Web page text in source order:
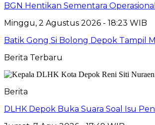
BGN Hentikan Sementara
Minggu, 2 Agustus 2026 - 18:23 WIB
Batik Gong Si Bolong Depok Tampil
Berita Terbaru
Berita
DLHK Depok Buka Suara Soal Isu